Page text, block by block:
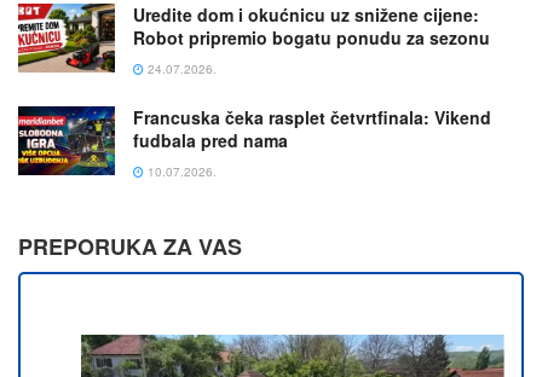
Uredite dom i okućnicu uz snižene cijene:
Robot pripremio bogatu ponudu za sezonu
24.07.2026.
Francuska čeka rasplet četvrtfinala: Vikend
fudbala pred nama
10.07.2026.
PREPORUKA ZA VAS